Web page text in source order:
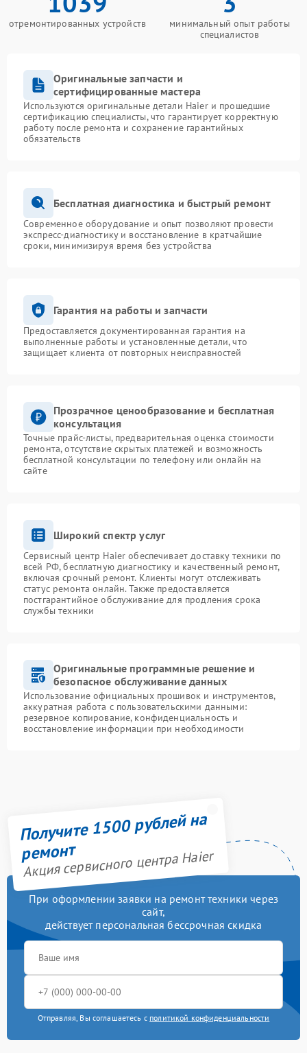
отремонтированных устройств
минимальный опыт работы
специалистов
Оригинальные запчасти и
сертифицированные мастера
Используются оригинальные детали Haier и прошедшие
сертификацию специалисты, что гарантирует корректную
работу после ремонта и сохранение гарантийных
обязательств
Бесплатная диагностика и быстрый ремонт
Современное оборудование и опыт позволяют провести
экспресс-диагностику и восстановление в кратчайшие
сроки, минимизируя время без устройства
Гарантия на работы и запчасти
Предоставляется документированная гарантия на
выполненные работы и установленные детали, что
защищает клиента от повторных неисправностей
Прозрачное ценообразование и бесплатная
консультация
Точные прайс-листы, предварительная оценка стоимости
ремонта, отсутствие скрытых платежей и возможность
бесплатной консультации по телефону или онлайн на
сайте
Широкий спектр услуг
Сервисный центр Haier обеспечивает доставку техники по
всей РФ, бесплатную диагностику и качественный ремонт,
включая срочный ремонт. Клиенты могут отслеживать
статус ремонта онлайн. Также предоставляется
постгарантийное обслуживание для продления срока
службы техники
Оригинальные программные решение и
безопасное обслуживание данных
Использование официальных прошивок и инструментов,
аккуратная работа с пользовательскими данными:
резервное копирование, конфиденциальность и
восстановление информации при необходимости
Получите 1500 рублей на
ремонт
Акция сервисного центра Haier
При оформлении заявки на ремонт техники через
сайт,
действует персональная бессрочная скидка
Отправляя, Вы соглашаетесь с политикой конфиденциальности